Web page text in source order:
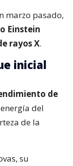
marzo pasado,
Einstein
rayos X.
inicial
de
del
de la
su